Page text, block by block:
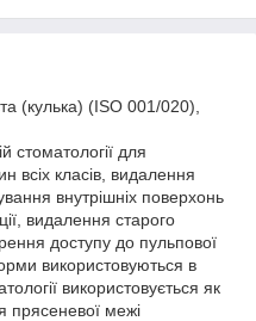
(кулька) (ISO 001/020),
стоматології для
всіх класів, видалення
внутрішніх поверхонь
видалення старого
доступу до пульпової
використовуються в
використовується як
прясеневої межі